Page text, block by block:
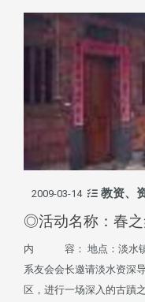
2009-03-14 教资、
◎活动名称：春
内 容： 地点：淡水镇
系友会会长邀请淡水资深
区，进行一场深入的古蹟之